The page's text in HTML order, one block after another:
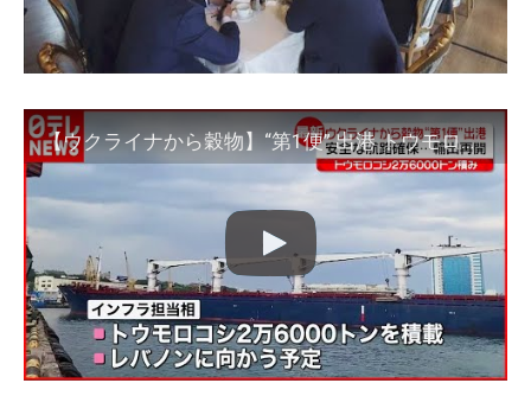
【ウクライナから穀物】“第1便” 出港 トウモロコシ2万6000トン積みレバノンへ